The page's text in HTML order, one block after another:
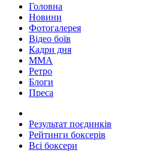
Головна
Новини
Фотогалерея
Відео боїв
Кадри дня
ММА
Ретро
Блоги
Преса
Результат поєдинків
Рейтинги боксерів
Всі боксери